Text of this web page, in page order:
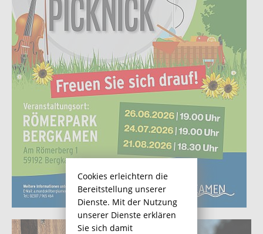
Cookies erleichtern die
Bereitstellung unserer
Dienste. Mit der Nutzung
unserer Dienste erklären
Sie sich damit